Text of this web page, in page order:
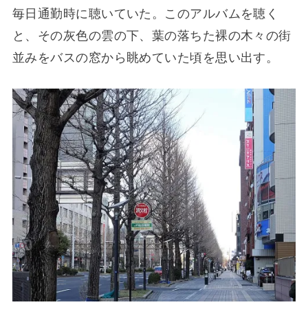
毎日通勤時に聴いていた。このアルバムを聴く
と、その灰色の雲の下、葉の落ちた裸の木々の街
並みをバスの窓から眺めていた頃を思い出す。